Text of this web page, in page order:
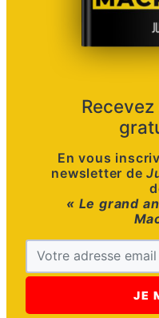
En vous
newsletter de
« Le grand